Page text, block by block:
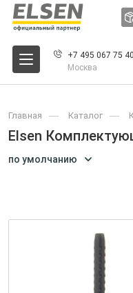
+7 495 067 75 40
Москва
Главная Каталог
Elsen
по умолчанию